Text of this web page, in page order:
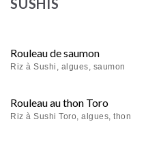
SUSHIS
Rouleau de saumon
Riz à Sushi, algues, saumon
Rouleau au thon Toro
Riz à Sushi Toro, algues, thon